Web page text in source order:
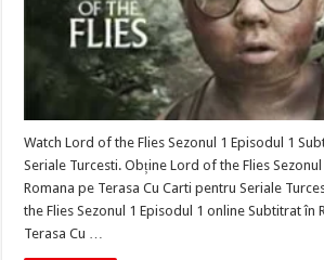
Watch Lord of the Flies Sezonul 1 Episodul 1
Seriale Turcesti. Obține Lord of the Flies
Romana pe Terasa Cu Carti pentru Seriale
the Flies Sezonul 1 Episodul 1 online Subtitrat în
Terasa Cu …